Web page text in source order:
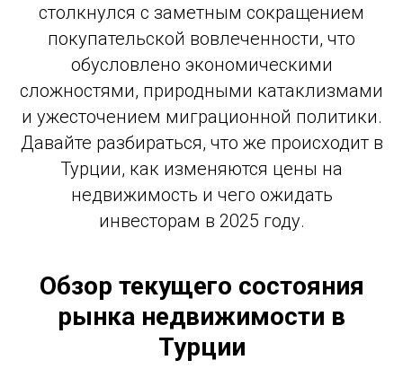
столкнулся с заметным сокращением
покупательской вовлеченности, что
обусловлено экономическими
сложностями, природными катаклизмами
и ужесточением миграционной политики.
Давайте разбираться, что же происходит в
Турции, как изменяются цены на
недвижимость и чего ожидать
инвесторам в 2025 году.
Обзор текущего состояния
рынка недвижимости в
Турции